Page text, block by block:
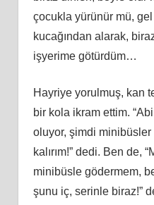
çocukla yürünür mü,
kucağından alarak,
işyerime götürdüm…
Hayriye yorulmuş, kan
bir kola ikram ettim.
oluyor, şimdi
kalırım!” dedi. Ben de,
minibüsle gödermem,
şunu iç, serinle biraz!”